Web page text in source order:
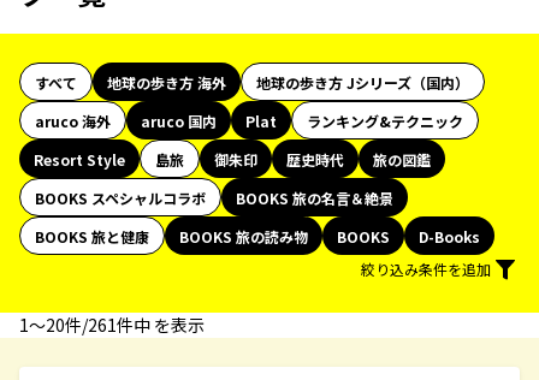
すべて 地球の歩き方 海外
地球の歩き方 Jシリーズ（国内）
aruco 海外
aruco 国内 Plat
ランキング&テクニック
Resort Style
島旅 御朱印 歴史時代
旅の図鑑
BOOKS スペシャルコラボ
BOOKS 旅の名言＆絶景
BOOKS 旅と健康
BOOKS 旅の読み物 BOOKS
D-Books
絞り込み条件を追加
1〜20件/261件中 を表示